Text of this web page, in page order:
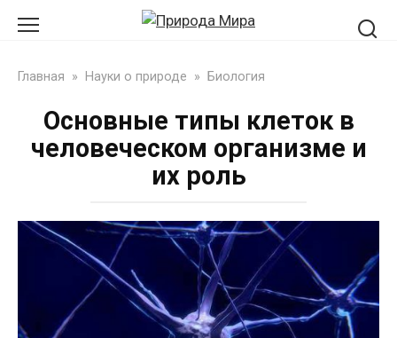
Главная » Науки о природе » Биология
Основные типы клеток в
человеческом организме и
их роль